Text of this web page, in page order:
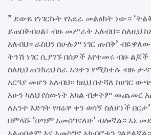
” ደውዬ የነገርኩት የአደራ መልዕክት ነው።
ይጠበቅብሀል፣ ብዙ መሥራት አለብህ። ስለዚህ
አለብህ። ራስህን በሁሉም ነገር ጠብቅ’
ትንሽ ነገር ሲያገኙ በሰዎች እየተመሩ ብዙ
ስለዚህ ጠንክረህ ስራ አንተን የሚከተሉ ብዙ
አርዓያ መሆን አለብህ። ከዚህ በተሻለ ከሀገር
አሁን ካለህ የሰውነት አካል ብቃትም መጨመር
ለአንተ እድገት የዛሬዋ ቀን ወሳኝ ስለሆነች
በምላሹ ‘በጣም አመሰግናለሁ’ ብሎኛል። እኔ